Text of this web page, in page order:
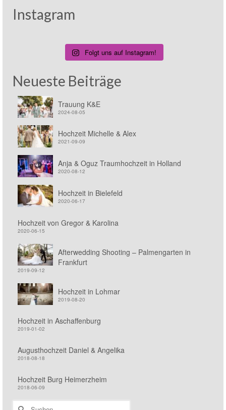
Instagram
Folgt uns auf Instagram!
Neueste Beiträge
Trauung K&E
2024-08-05
Hochzeit Michelle & Alex
2021-09-09
Anja & Oguz Traumhochzeit in Holland
2020-08-12
Hochzeit in Bielefeld
2020-06-17
Hochzeit von Gregor & Karolina
2020-06-15
Afterwedding Shooting – Palmengarten in
Frankfurt
2019-09-12
Hochzeit in Lohmar
2019-08-20
Hochzeit in Aschaffenburg
2019-01-02
Augusthochzeit Daniel & Angelika
2018-08-18
Hochzeit Burg Heimerzheim
2018-06-09
Suchen